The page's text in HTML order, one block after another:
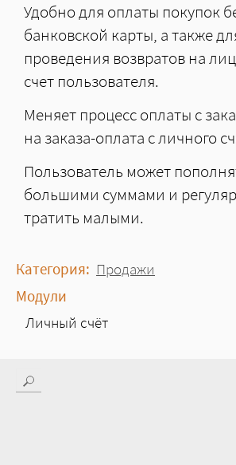
Удобно для оплаты покупок
банковской карты, а также
проведения возвратов на
счет пользователя.
Меняет процесс оплаты с
на заказа-оплата с личного
Пользователь может
большими суммами и
тратить малыми.
Категория: Продажи
Модули
Личный счёт
Форма поиска
Поиск